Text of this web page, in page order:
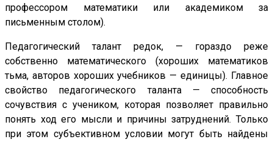
профессором математики или академиком за
письменным столом).
Педагогический талант редок, — гораздо реже
собственно математического (хороших математиков
тьма, авторов хороших учебников — единицы). Главное
свойство педагогического таланта — способность
сочувствия с учеником, которая позволяет правильно
понять ход его мысли и причины затруднений. Только
при этом субъективном условии могут быть найдены